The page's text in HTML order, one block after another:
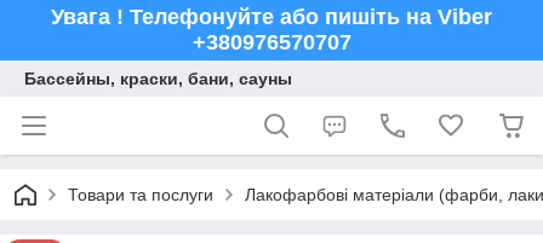
Увага ! Телефонуйте або пишіть на Viber
+380976570707
Бассейны, краски, бани, сауны
Товари та послуги Лакофарбові матеріали (фарби,